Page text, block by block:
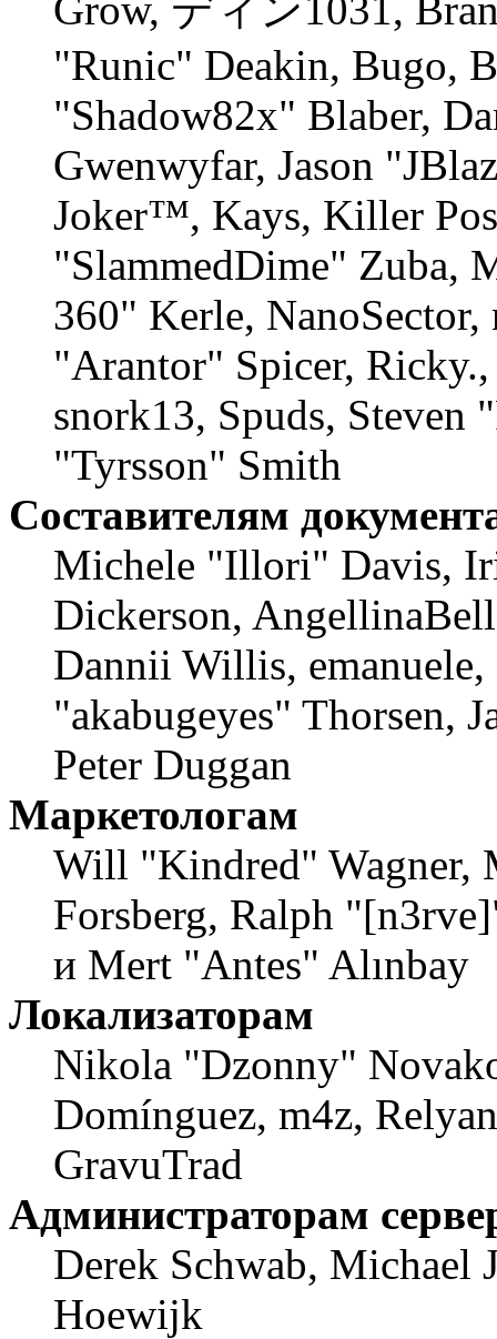
"Runic" Deakin, Bugo,
"Shadow82x" Blaber,
Gwenwyfar, Jason
Joker™, Kays, Killer
"SlammedDime" Zuba,
360" Kerle,
"Arantor" Spicer,
snork13, Spuds, Steven
"Tyrsson" Smith
Составителям
Michele "Illori" Davis,
Dickerson,
Dannii Willis, emanuele,
"akabugeyes" Thorsen,
Peter Duggan
Маркетологам
Will "Kindred" Wagner,
Forsberg, Ralph
и Mert "Antes" Alınbay
Локализаторам
Nikola "Dzonny"
Domínguez, m4z,
GravuTrad
Администраторам
Derek Schwab, Michael
Hoewijk